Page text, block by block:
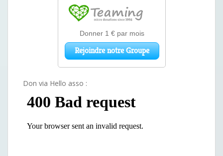
Don via Hello asso :